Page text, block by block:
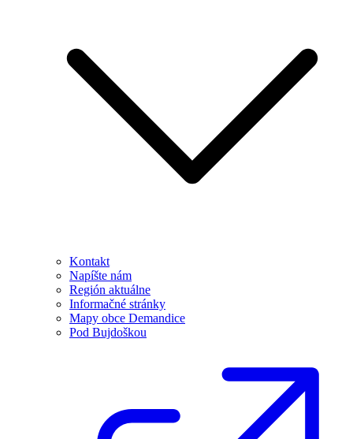
Kontakt
Napíšte nám
Región aktuálne
Informačné stránky
Mapy obce Demandice
Pod Bujdoškou